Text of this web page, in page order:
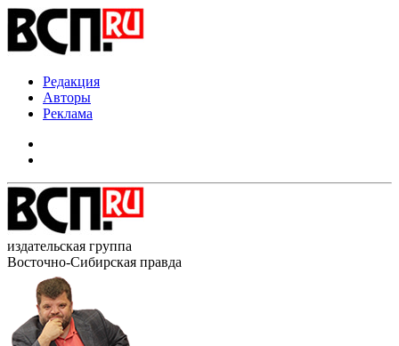
Редакция
Авторы
Реклама
издательская группа
Восточно-Сибирская правда